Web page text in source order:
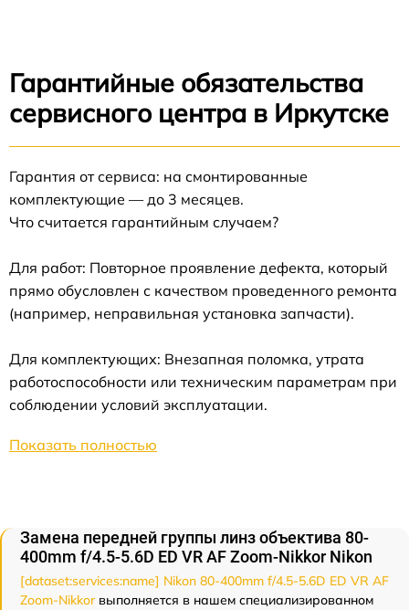
Гарантийные обязательства
сервисного центра в Иркутске
Гарантия от сервиса: на смонтированные
комплектующие — до 3 месяцев.
Что считается гарантийным случаем?
Для работ: Повторное проявление дефекта, который
прямо обусловлен с качеством проведенного ремонта
(например, неправильная установка запчасти).
Для комплектующих: Внезапная поломка, утрата
работоспособности или техническим параметрам при
соблюдении условий эксплуатации.
Показать полностью
Замена передней группы линз объектива 80-
400mm f/4.5-5.6D ED VR AF Zoom-Nikkor Nikon
[dataset:services:name] Nikon 80-400mm f/4.5-5.6D ED VR AF
Zoom-Nikkorвыполняется в нашем специализированном